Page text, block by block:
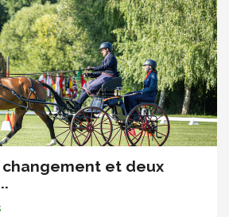
changement et deux